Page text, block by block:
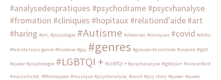
#analysedespratiques #psychodrame #psycvhanalyse
#fromation #cliniques #hopitaux #relationd'aide#art
#haring #art; #psycologie #Autisme #chemsex #cliniques #covid #dolto
#famille trans genre #findevie #gay #genres #groupe de controle #inceste #lgbt
#queer #psychologie #LGBTQI + #LGBTQI + #psychanalyse #lgbtqia+ #livre enfant
#masculinité; #Monkeypox #musique #psychanalyse; #covid #psy story #queer #queer